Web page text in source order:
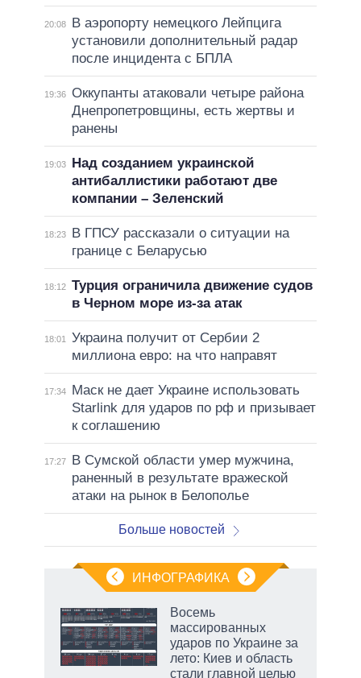
20:08
В аэропорту немецкого Лейпцига
установили дополнительный радар
после инцидента с БПЛА
19:36 Оккупанты атаковали четыре района
Днепропетровщины, есть жертвы и
ранены
19:03
Над созданием украинской
антибаллистики работают две
компании – Зеленский
18:23
В ГПСУ рассказали о ситуации на
границе с Беларусью
18:12 Турция ограничила движение судов
в Черном море из-за атак
18:01
Украина получит от Сербии 2
миллиона евро: на что направят
17:34
Маск не дает Украине использовать
Starlink для ударов по рф и призывает
к соглашению
17:27
В Сумской области умер мужчина,
раненный в результате вражеской
атаки на рынок в Белополье
Больше новостей
ИНФОГРАФИКА
Восемь
массированных
ударов по Украине за
лето: Киев и область
стали главной целью